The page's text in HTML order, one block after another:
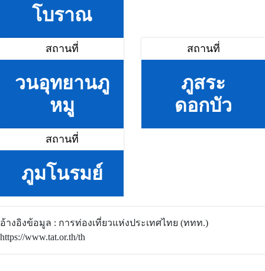
โบราณ
สถานที่
วนอุทยานภู
หมู
สถานที่
ภูสระ
ดอกบัว
สถานที่
ภูมโนรมย์
อ้างอิงข้อมูล : การท่องเที่ยวแห่งประเทศไทย (ททท.)
https://www.tat.or.th/th